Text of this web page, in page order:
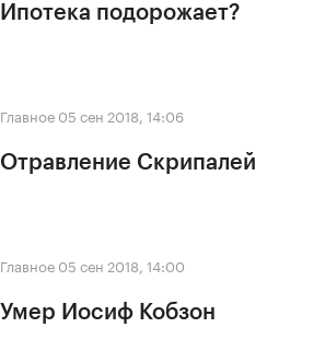
Ипотека подорожает?
Главное 05 сен 2018, 14:06
Отравление Скрипалей
Главное 05 сен 2018, 14:00
Умер Иосиф Кобзон